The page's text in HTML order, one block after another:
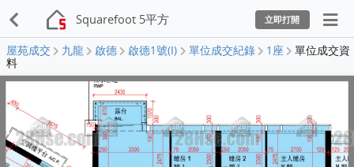
Squarefoot 5平方 立即打開
屋苑成交 九龍 啟德 啟德1號(I) 單位成交紀錄 1座
單位成交資
料